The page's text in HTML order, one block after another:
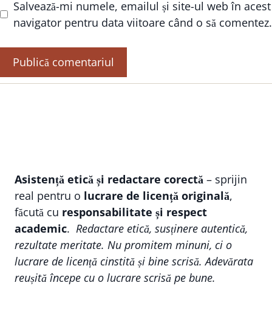
Salvează-mi numele, emailul și site-ul web în acest
navigator pentru data viitoare când o să comentez.
Asistență etică și redactare corectă – sprijin
real pentru o lucrare de licență originală,
făcută cu responsabilitate și respect
academic. Redactare etică, susținere autentică,
rezultate meritate. Nu promitem minuni, ci o
lucrare de licență cinstită și bine scrisă. Adevărata
reușită începe cu o lucrare scrisă pe bune.